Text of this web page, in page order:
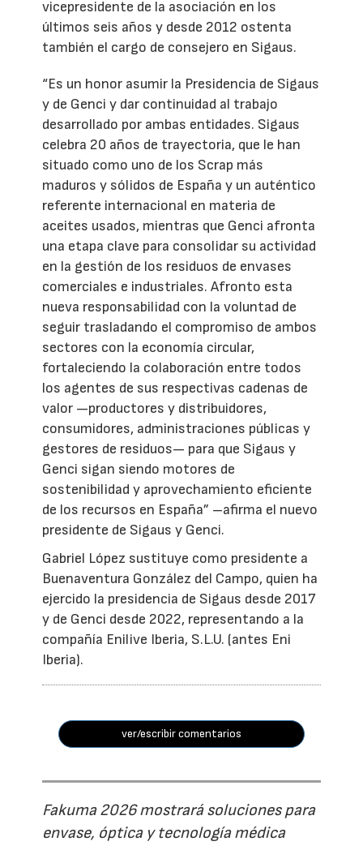
vicepresidente de la asociación en los
últimos seis años y desde 2012 ostenta
también el cargo de consejero en Sigaus.
“Es un honor asumir la Presidencia de Sigaus
y de Genci y dar continuidad al trabajo
desarrollado por ambas entidades. Sigaus
celebra 20 años de trayectoria, que le han
situado como uno de los Scrap más
maduros y sólidos de España y un auténtico
referente internacional en materia de
aceites usados, mientras que Genci afronta
una etapa clave para consolidar su actividad
en la gestión de los residuos de envases
comerciales e industriales. Afronto esta
nueva responsabilidad con la voluntad de
seguir trasladando el compromiso de ambos
sectores con la economía circular,
fortaleciendo la colaboración entre todos
los agentes de sus respectivas cadenas de
valor —productores y distribuidores,
consumidores, administraciones públicas y
gestores de residuos— para que Sigaus y
Genci sigan siendo motores de
sostenibilidad y aprovechamiento eficiente
de los recursos en España” –afirma el nuevo
presidente de Sigaus y Genci.
Gabriel López sustituye como presidente a
Buenaventura González del Campo, quien ha
ejercido la presidencia de Sigaus desde 2017
y de Genci desde 2022, representando a la
compañía Enilive Iberia, S.L.U. (antes Eni
Iberia).
ver/escribir comentarios
Fakuma 2026 mostrará soluciones para
envase, óptica y tecnología médica